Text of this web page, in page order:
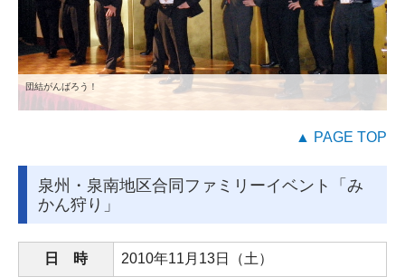
団結がんばろう！
▲ PAGE TOP
泉州・泉南地区合同ファミリーイベント「み
かん狩り」
日 時 2010年11月 13日（土）